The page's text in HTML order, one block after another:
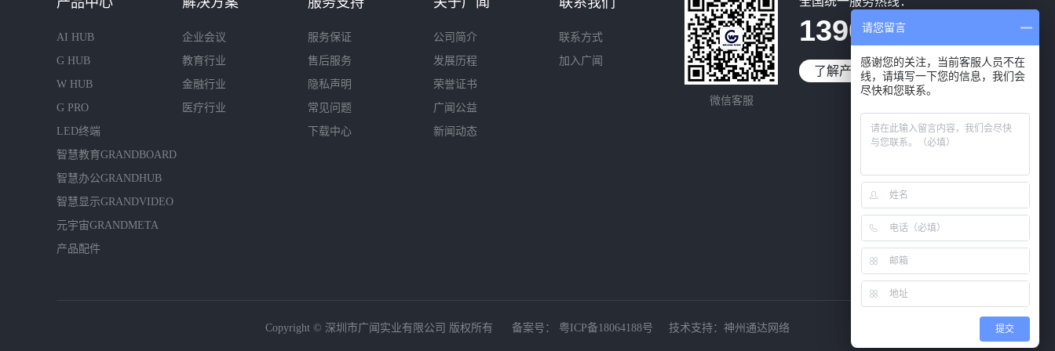
AI HUB
G HUB
W HUB
G PRO
LED终端
智慧教育GRANDBOARD
智慧办公GRANDHUB
智慧显示GRANDVIDEO
元宇宙GRANDMETA
产品配件
企业会议
教育行业
金融行业
医疗行业
服务保证
售后服务
隐私声明
常见问题
下载中心
公司简介
发展历程
荣誉证书
广闻公益
新闻动态
联系方式
加入广闻
微信客服
13902976795
了解产品 免费试用
Copyright © 深圳市广闻实业有限公司 版权所有 备案号： 粤ICP备18064188号 技术支持： 神州通达网络
请您留言
感谢您的关注，当前客服人员不在
线，请填写一下您的信息，我们会
尽快和您联系。
提交